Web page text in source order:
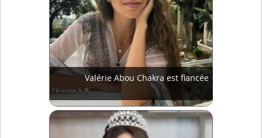
Valérie Abou Chakra est fiancée